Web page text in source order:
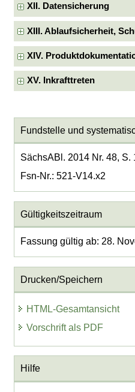
XII. Datensicherung
XIII. Ablaufsicherheit,
XIV.
XV. Inkrafttreten
Fundstelle und
SächsABl. 2014 Nr. 48, S.
Fsn-Nr.: 521-V14.x2
Gültigkeitszeitraum
Fassung gültig ab: 28.
Drucken/Speichern
HTML-Gesamtansicht
Vorschrift als PDF
Hilfe